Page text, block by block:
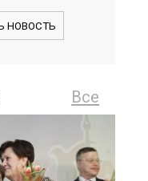
НОВОСТЬ
Все